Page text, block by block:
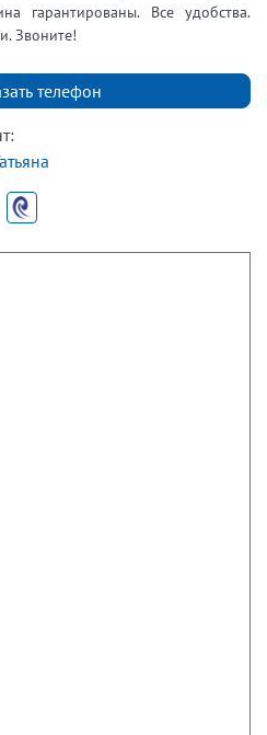
гарантированы. Все удобства.
Звоните!
телефон
740-70-40